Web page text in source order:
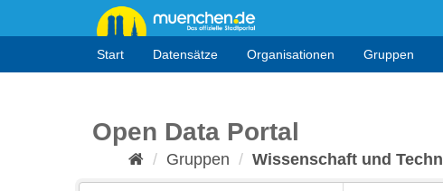
Start Datensätze Organisationen Gruppen
Open Data Portal
Gruppen Wissenschaft und